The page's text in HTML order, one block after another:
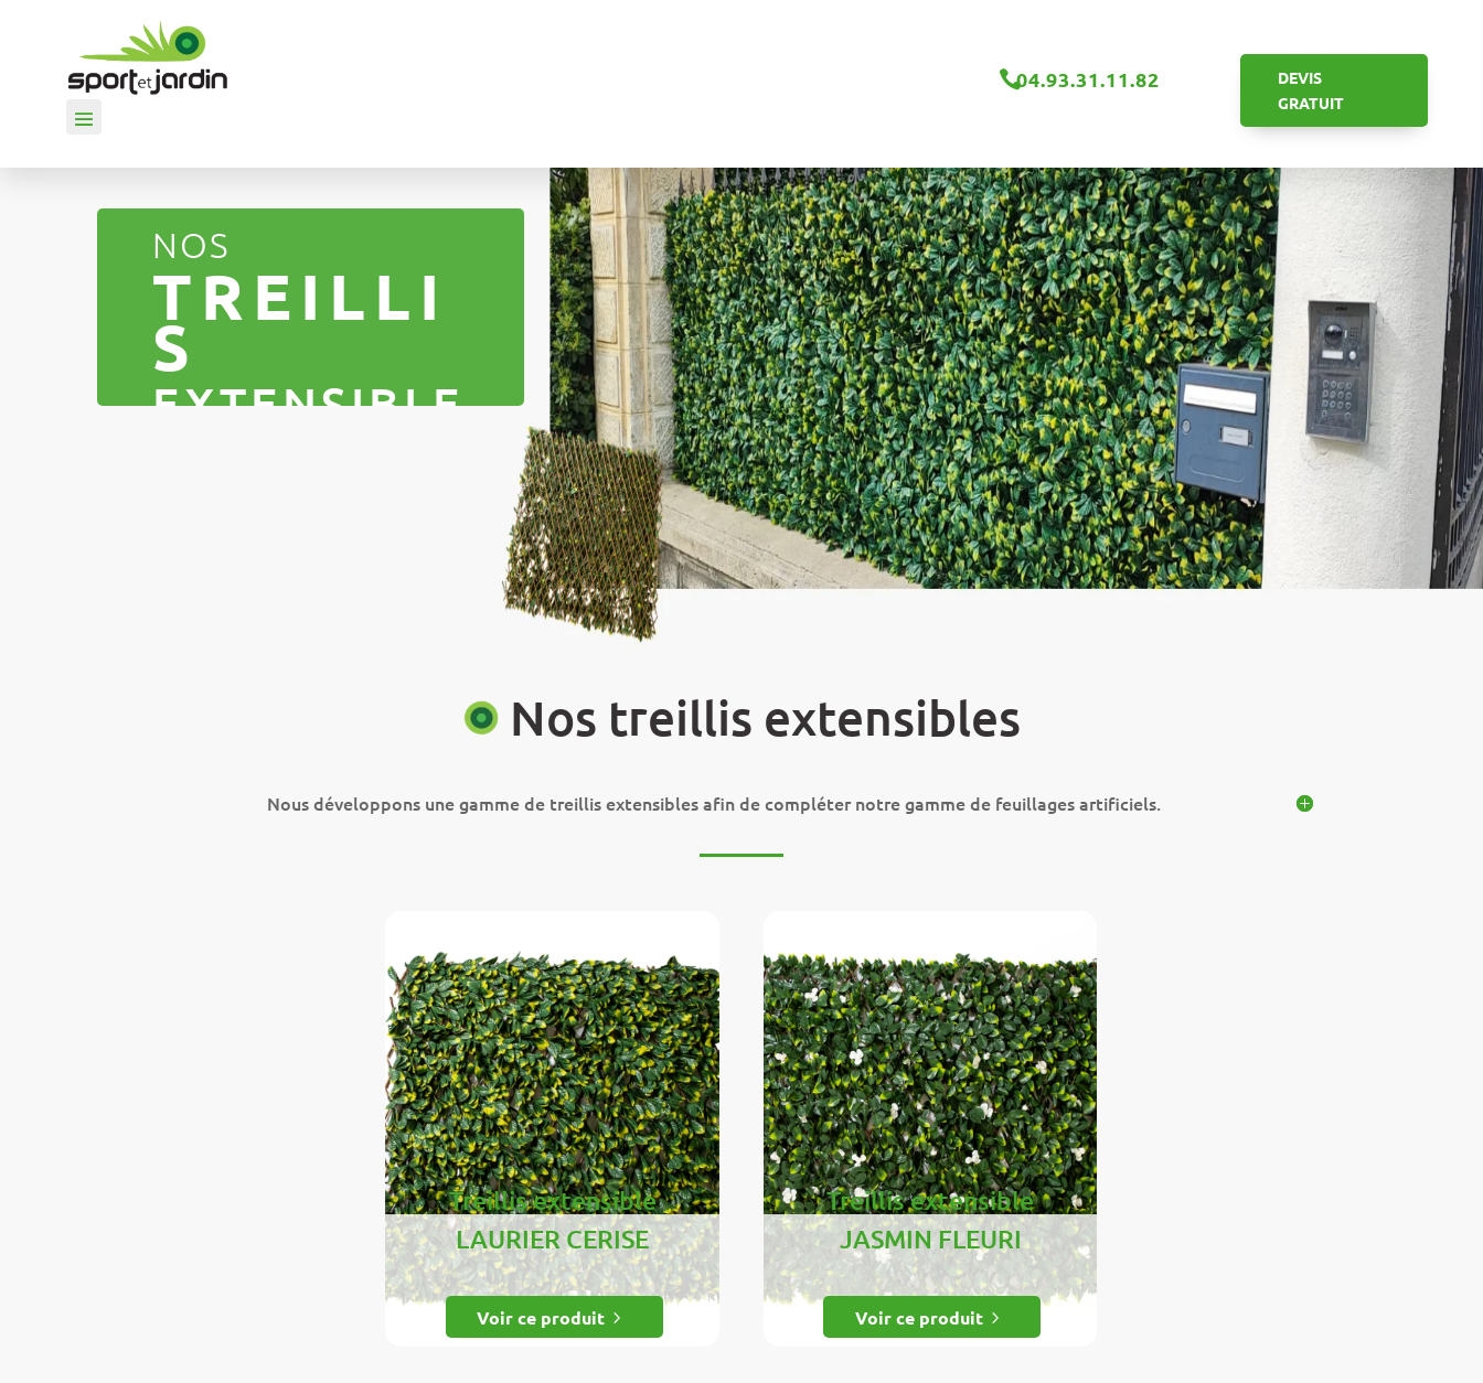
04.93.31.11.82
DEVIS
GRATUIT
NOS
TREILLI
S
EXTENSIBLE
Nos treillis extensibles
Nous développons une gamme de treillis extensibles afin de compléter notre gamme de feuillages artificiels.
Treillis extensible
LAURIER CERISE
Voir ce produit 5
Treillis extensible
JASMIN FLEURI
Voir ce produit5